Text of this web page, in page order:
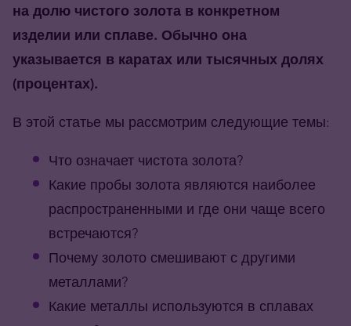
на долю чистого золота в конкретном
изделии или сплаве. Обычно она
указывается в каратах или тысячных долях
(процентах).
В этой статье мы рассмотрим следующие темы:
Что означает чистота золота?
Какие пробы золота являются наиболее
распространенными и где они чаще всего
встречаются?
Почему золото смешивают с другими
металлами?
Какие металлы используются в сплавах